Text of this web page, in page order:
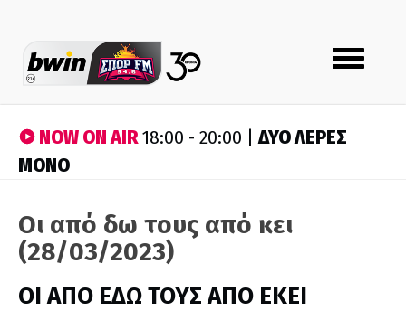
Toggle
navigation
NOW ON AIR18:00 - 20:00 |ΔΥΟ ΛΕΡΕΣ
ΜΟΝΟ
Οι από δω τους από κει
(28/03/2023)
ΟΙ ΑΠΟ ΕΔΩ ΤΟΥΣ ΑΠΟ ΕΚΕΙ